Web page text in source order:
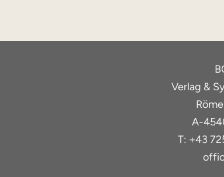
Verlag &
A-
T: +43